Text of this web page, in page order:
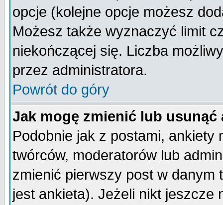
opcje (kolejne opcje możesz
Możesz także wyznaczyć limit
niekończącej się. Liczba
przez administratora.
Powrót do góry
Jak mogę zmienić lub usunąć
Podobnie jak z postami,
twórców, moderatorów lub
zmienić pierwszy post w
jest ankieta). Jeżeli nikt jeszcze